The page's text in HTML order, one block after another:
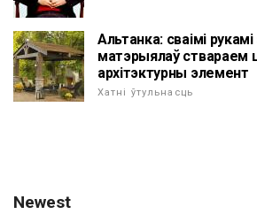
Альтанка: сваімі
матэрыялаў ствараем
архітэктурны элемент
Хатні ўтульнасць
Newest